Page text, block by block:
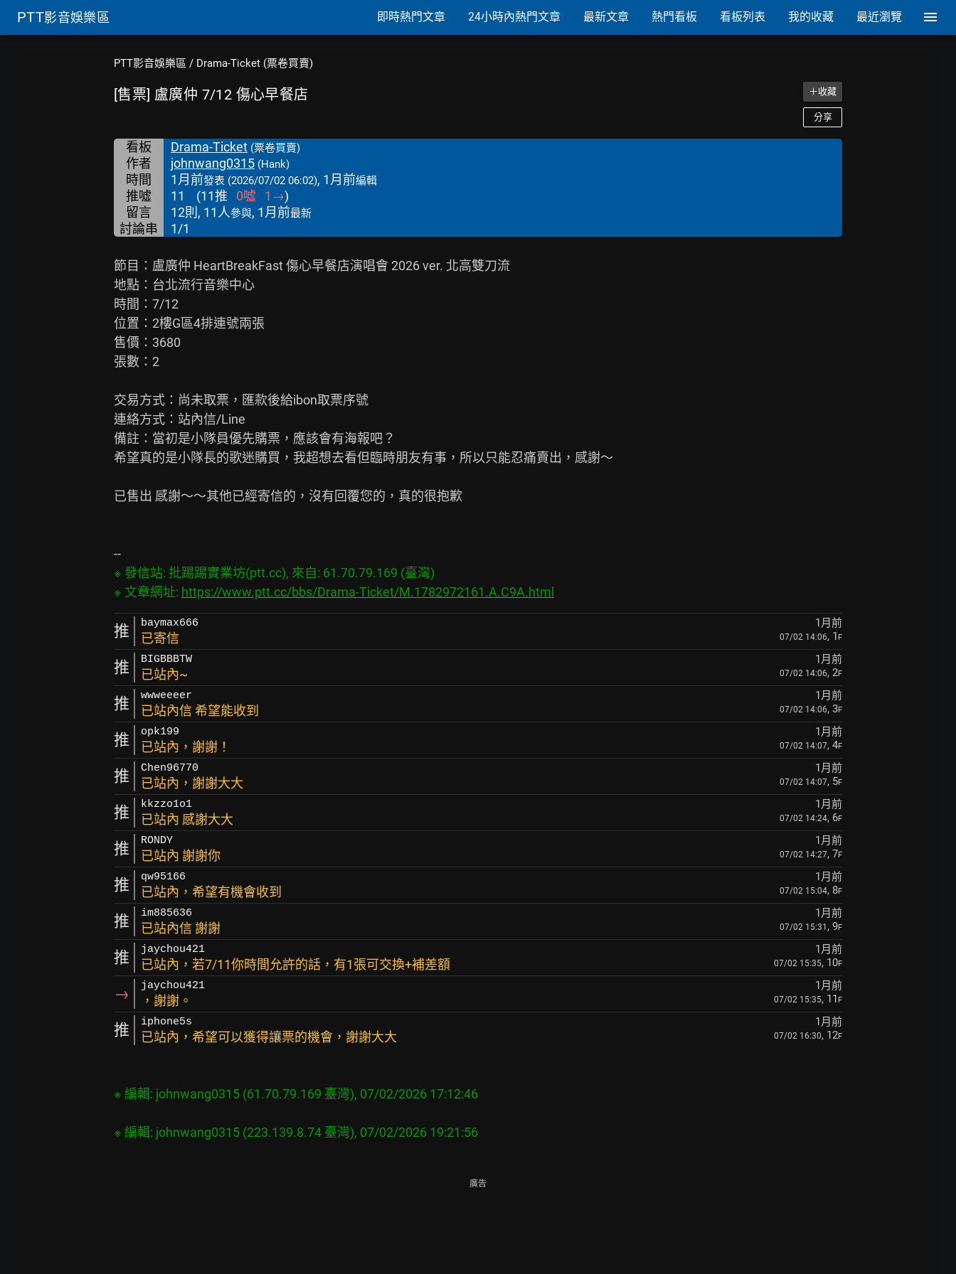
PTT影音娛樂區 即時熱門文章 24小時內熱門文章 最新文章 熱門看板 看板列表 我的收藏 最近瀏覽
PTT影音娛樂區 / Drama-Ticket (票卷買賣)
[售票] 盧廣仲 7/12 傷心早餐店 ＋收藏
分享
看板 Drama-Ticket (票卷買賣)
作者 johnwang0315 (Hank)
時間 1月前發表 (2026/07/02 06:02), 1月前編輯
推噓 11 (11推 0噓 1 →)
留言
12則, 11人參與, 1月前最新
討論串 1/1
節目：盧廣仲 HeartBreakFast 傷心早餐店演唱會 2026 ver. 北高雙刀流
地點：台北流行音樂中心
時間：7/12
位置：2樓G區4排連號兩張
售價：3680
張數：2
交易方式：尚未取票，匯款後給ibon取票序號
連絡方式：站內信/Line
備註：當初是小隊員優先購票，應該會有海報吧？
希望真的是小隊長的歌迷購買，我超想去看但臨時朋友有事，所以只能忍痛賣出，感謝～
已售出 感謝～～其他已經寄信的，沒有回覆您的，真的很抱歉
※ 發信站: 批踢踢實業坊(ptt.cc), 來自: 61.70.79.169 (臺灣)
※ 文章網址: https://www.ptt.cc/bbs/Drama-Ticket/M.1782972161.A.C9A.html
推 baymax666 1月前
已寄信 07/02 14:06, 1 F
推 BIGBBBTW 1月前
已站內~ 07/02 14:06, 2F
推 wwweeeer 1月前
已站內信 希望能收到 07/02 14:06, 3F
推 opk199 1月前
已站內，謝謝！ 07/02 14:07, 4F
推 Chen96770 1月前
已站內，謝謝大大 07/02 14:07, 5F
推 kkzzo1o1 1月前
已站內 感謝大大 07/02 14:24, 6F
推 RONDY 1月前
已站內 謝謝你 07/02 14:27, 7F
推 qw95166 1月前
已站內，希望有機會收到 07/02 15:04, 8F
推 im885636 1月前
已站內信 謝謝 07/02 15:31 , 9F
推 jaychou421 1月前
已站內，若7/11你時間允許的話，有1張可交換+補差額 07/02 15:35, 10F
→ jaychou421 1月前
，謝謝。 07/02 15:35, 11 F
推 iphone5s 1月前
已站內，希望可以獲得讓票的機會，謝謝大大 07/02 16:30, 12F
廣告